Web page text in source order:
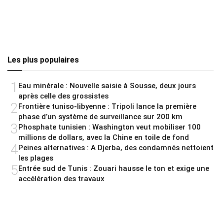
Les plus populaires
1 Eau minérale : Nouvelle saisie à Sousse, deux jours
après celle des grossistes
2Frontière tuniso-libyenne : Tripoli lance la première
phase d’un système de surveillance sur 200 km
3Phosphate tunisien : Washington veut mobiliser 100
millions de dollars, avec la Chine en toile de fond
4Peines alternatives : A Djerba, des condamnés nettoient
les plages
5Entrée sud de Tunis : Zouari hausse le ton et exige une
accélération des travaux